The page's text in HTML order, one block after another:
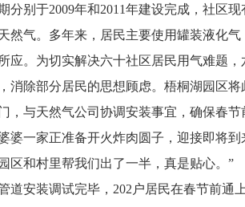
别于2009年和2011年建设完成，社区现
然气。多年来，居民主要使用罐装液化
。为切实解决六十社区居民用气难题，
消除部分居民的思想顾虑。梧桐湖园区
，与天然气公司协调安装事宜，确保春节
一家正准备开火炸肉圆子，迎接即将到
区和村里帮我们出了一半，真是贴心。”
安装调试完毕，202户居民在春节前通